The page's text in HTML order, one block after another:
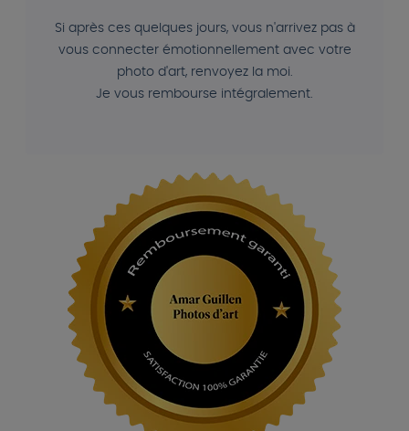
Si après ces quelques jours, vous n'arrivez pas à
vous connecter émotionnellement avec votre
photo d'art, renvoyez la moi.
Je vous rembourse intégralement.